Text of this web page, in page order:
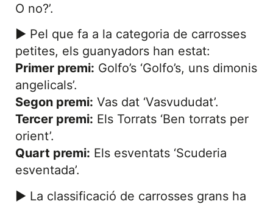
O no?’.
► Pel que fa a la categoria de carrosses
petites, els guanyadors han estat:
Primer premi: Golfo’s ‘Golfo’s, uns dimonis
angelicals’.
Segon premi: Vas dat ‘Vasvududat’.
Tercer premi: Els Torrats ‘Ben torrats per
orient’.
Quart premi: Els esventats ‘Scuderia
esventada’.
► La classificació de carrosses grans ha